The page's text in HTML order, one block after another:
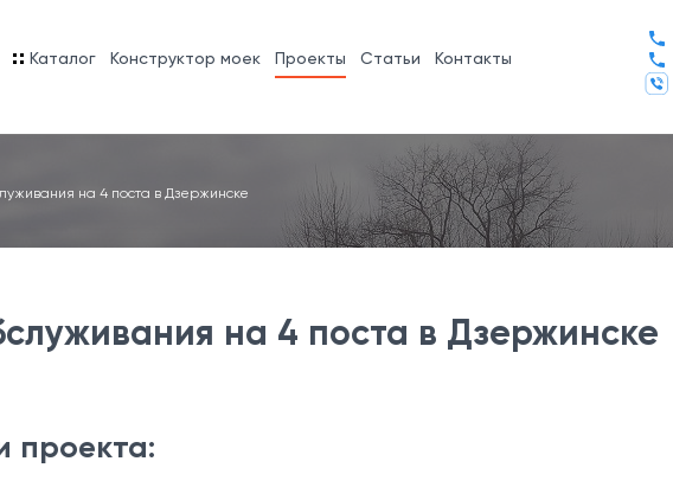
Каталог Конструктор моек Проекты Статьи Контакты
на 4 поста в Дзержинске
на 4 поста в Дзержинске
проекта: